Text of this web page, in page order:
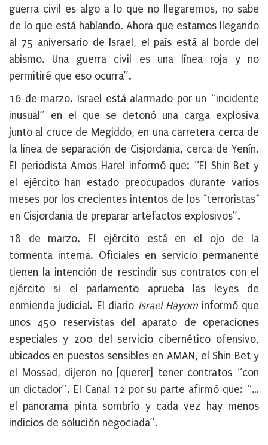
guerra civil es algo a lo que no llegaremos, no sabe
de lo que está hablando. Ahora que estamos llegando
al 75 aniversario de Israel, el país está al borde del
abismo. Una guerra civil es una línea roja y no
permitiré que eso ocurra”.
16 de marzo. Israel está alarmado por un “incidente
inusual” en el que se detonó una carga explosiva
junto al cruce de Megiddo, en una carretera cerca de
la línea de separación de Cisjordania, cerca de Yenín.
El periodista Amos Harel informó que: “El Shin Bet y
el ejército han estado preocupados durante varios
meses por los crecientes intentos de los `terroristas´
en Cisjordania de preparar artefactos explosivos”.
18 de marzo.
El ejército está en el
ojo de la
tormenta interna. Oficiales en servicio permanente
tienen la intención de rescindir sus contratos con el
ejército si el parlamento aprueba las leyes de
enmienda judicial . El diario Israel Hayom informó que
unos 450 reservistas del aparato de operaciones
especiales y 200 del servicio cibernético ofensivo,
ubicados en puestos sensibles en AMAN, el Shin Bet y
el Mossad, dijeron no [querer] tener contratos “con
un dictador”. El Canal 12 por su parte afirmó que: “…
el panorama pinta sombrío y cada vez hay menos
indicios de solución negociada”.